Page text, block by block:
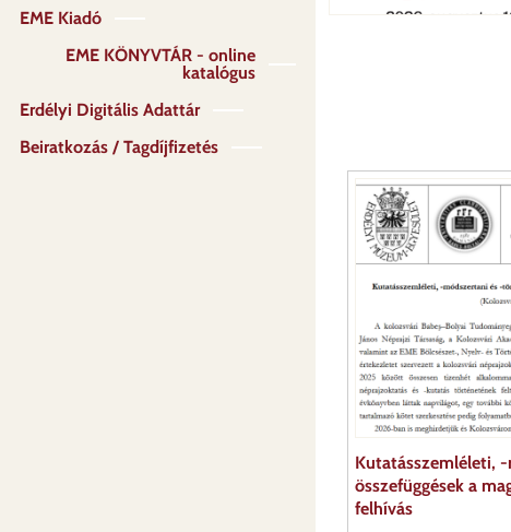
Kutatásszemléleti,
összefüggések a
felhívás
EME Kiadó
EME KÖNYVTÁR - online
katalógus
Erdélyi Digitális Adattár
Beiratkozás / Tagdíjfizetés